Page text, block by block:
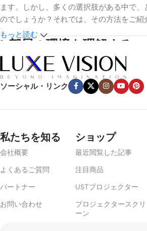
ます。しかし、多くの選択肢がある中で
のでしょうか？それでは、その方法をご紹
1. 部屋の環境を理解する
環境光
光のコントロールは最も重要な要素だ。映
トスクリーンが効果的です。
アンビエン
グ（ALR）スクリーンまたは超短焦点（
と色の鮮やかさを保つために、スクリーン
めします。
部屋の広さ
部屋の大きさは、スクリーンのサイズと
もっと読む
ソーシャル・リンク
私たちを知る
会社概要
よくあるご質問
パートナー
お問い合わせ
ショップ
最近閲覧した記事
注目商品
USTプロジェクター
プロジェクタースクリ
ーン